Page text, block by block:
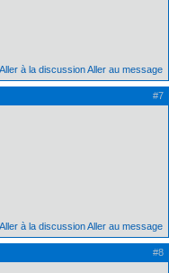
Aller à la discussionAller au message
#7
Aller à la discussionAller au message
#8